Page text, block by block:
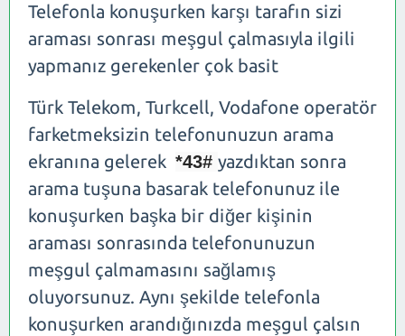
Telefonla konuşurken karşı tarafın sizi
araması sonrası meşgul çalmasıyla ilgili
yapmanız gerekenler çok basit
Türk Telekom, Turkcell, Vodafone operatör
farketmeksizin telefonunuzun arama
ekranına gelerek *43# yazdıktan sonra
arama tuşuna basarak telefonunuz ile
konuşurken başka bir diğer kişinin
araması sonrasında telefonunuzun
meşgul çalmamasını sağlamış
oluyorsunuz. Aynı şekilde telefonla
konuşurken arandığınızda meşgul çalsın